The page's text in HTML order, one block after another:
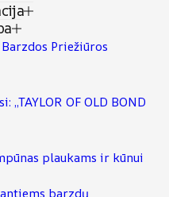
Priežiūros
OF OLD BOND
plaukams ir kūnui
barzdų